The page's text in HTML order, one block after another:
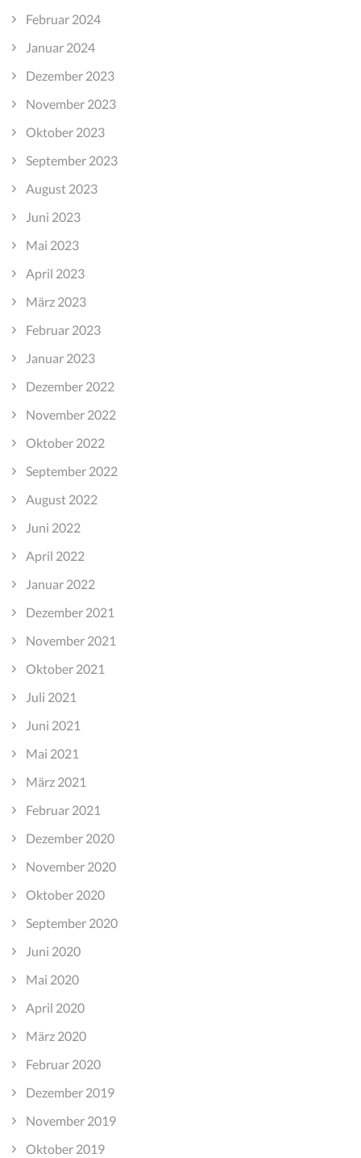
Februar 2024
Januar 2024
Dezember 2023
November 2023
Oktober 2023
September 2023
August 2023
Juni 2023
Mai 2023
April 2023
März 2023
Februar 2023
Januar 2023
Dezember 2022
November 2022
Oktober 2022
September 2022
August 2022
Juni 2022
April 2022
Januar 2022
Dezember 2021
November 2021
Oktober 2021
Juli 2021
Juni 2021
Mai 2021
März 2021
Februar 2021
Dezember 2020
November 2020
Oktober 2020
September 2020
Juni 2020
Mai 2020
April 2020
März 2020
Februar 2020
Dezember 2019
November 2019
Oktober 2019